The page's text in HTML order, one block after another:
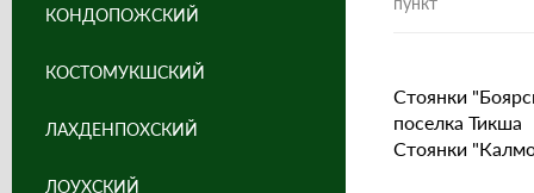
Стоянки
поселка Тикша
Стоянки
КОНДОПОЖСКИЙ
КОСТОМУКШСКИЙ
ЛАХДЕНПОХСКИЙ
ЛОУХСКИЙ